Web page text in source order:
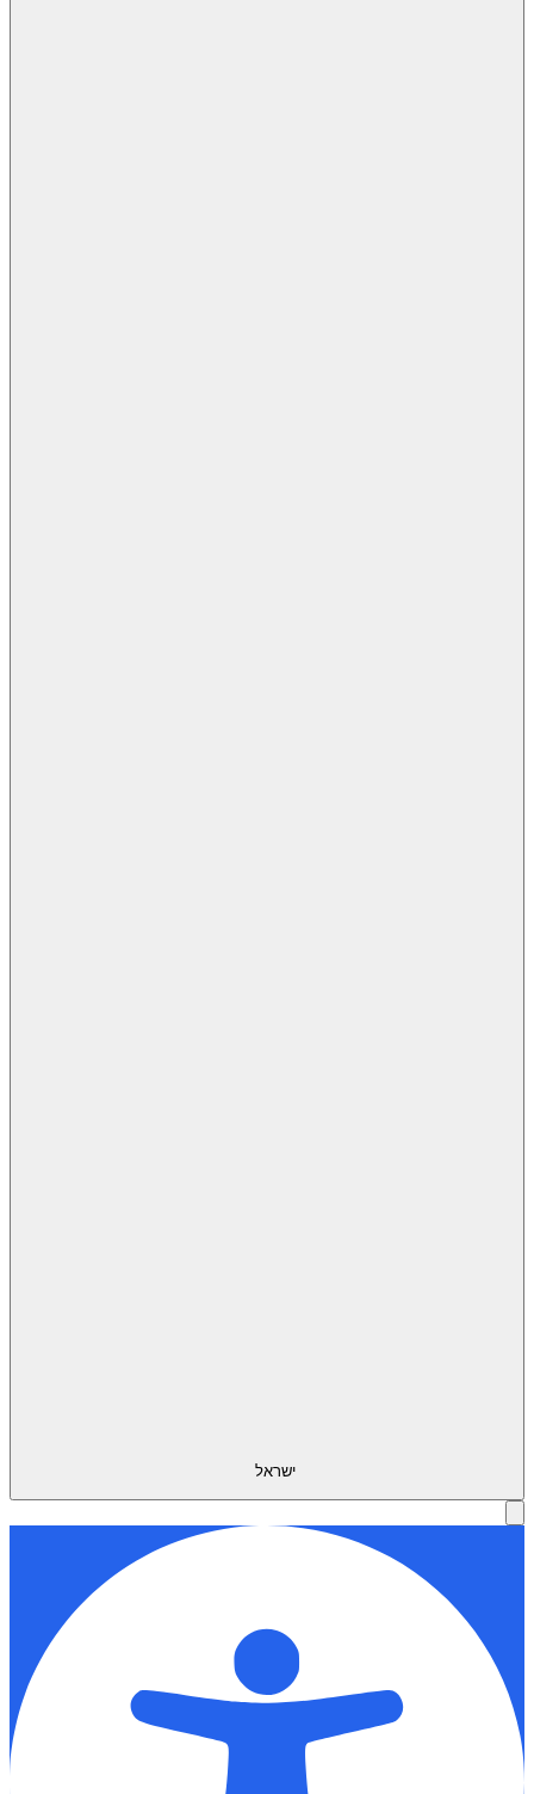
ישראל